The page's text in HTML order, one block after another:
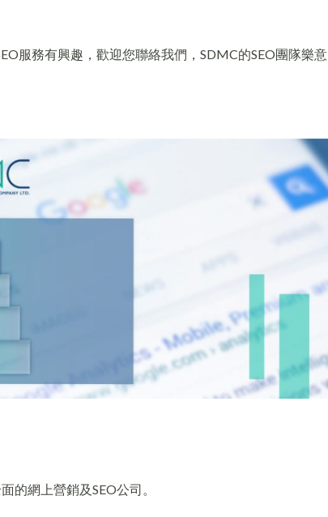
服務有興趣，歡迎您聯絡我們，SDMC的SEO團隊樂意
的網上營銷及SEO公司。